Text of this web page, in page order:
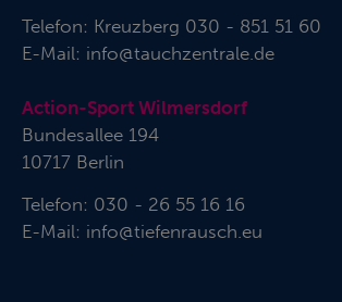
Telefon: Kreuzberg 030 - 851 51 60
E-Mail: info@tauchzentrale.de
Action-Sport Wilmersdorf
Bundesallee 194
10717 Berlin
Telefon: 030 - 26 55 16 16
E-Mail: info@tiefenrausch.eu